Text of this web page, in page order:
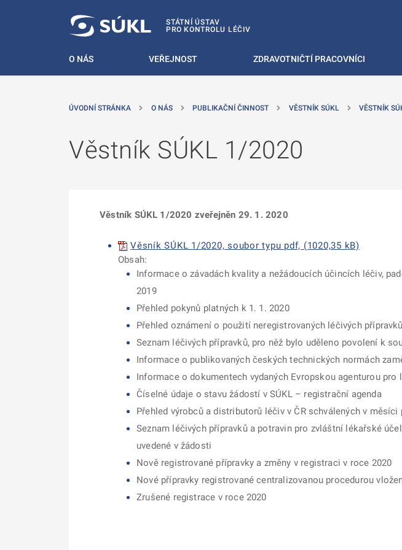
STÁTNÍ ÚSTAV
PRO KONTROLU LÉČIV
O NÁS VEŘEJNOST ZDRAVOTNIČTÍ PRACOVNÍCI
ÚVODNÍ STRÁNKA O NÁS PUBLIKAČNÍ ČINNOST VĚSTNÍK SÚKL VĚSTNÍK
Věstník SÚKL 1/2020
Věstník SÚKL 1/2020 zveřejněn 29. 1. 2020
Věsník SÚKL 1/2020, soubor typu pdf, (1020,35 kB)
Obsah:
Informace o závadách kvality a nežádoucích účincích léčiv,
2019
Přehled pokynů platných k 1. 1. 2020
Přehled oznámení o použití neregistrovaných léčivých
Seznam léčivých přípravků, pro něž bylo uděleno povolení k
Informace o publikovaných českých technických normách
Informace o dokumentech vydaných Evropskou agenturou pro
Číselné údaje o stavu žádostí v SÚKL – registrační agenda
Přehled výrobců a distributorů léčiv v ČR schválených v měsíci
Seznam léčivých přípravků a potravin pro zvláštní lékařské
uvedené v žádosti
Nově registrované přípravky a změny v registraci v roce 2020
Nové přípravky registrované centralizovanou procedurou
Zrušené registrace v roce 2020